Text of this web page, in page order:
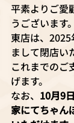
平素よりご愛
うございます
東店は、
まして閉店い
これまでのご
げます。
なお、 10月9
家にてちゃん